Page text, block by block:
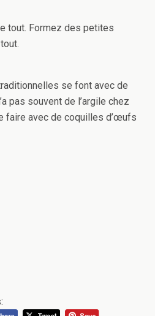
tout. Formez des petites
se font avec de
pas souvent de l’argile chez
faire avec de coquilles d’œufs